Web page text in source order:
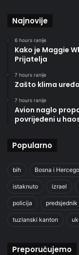
Najnovije
6 hours ranije
Kako je Maggie
Prijatelja
7 hours ranije
Zašto klima
7 hours ranije
Avion naglo
povrijeđeni u
Popularno
bih Bosna i
istaknuto izrael
policija predsjednik
tuzlanski kanton
Preporučujemo